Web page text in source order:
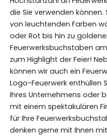
die Sie verwenden
von leuchtenden Farben
oder Rot bis hin zu
Feuerwerksbuchstaben
zum Highlight der Feier!
können wir auch ein
Logo-Feuerwerk enthüllen
Ihres Unternehmens oder
mit einem spektakulären
für Ihre
denken gerne mit Ihnen